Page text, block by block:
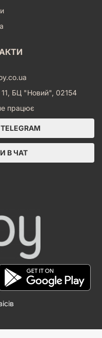
БЦ "Новий", 02154
працює
В ЧАТ